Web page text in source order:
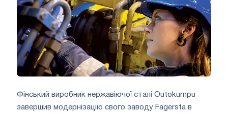
Фінський виробник нержавіючої сталі Outokumpu
завершив модернізацію свого заводу Fagersta в